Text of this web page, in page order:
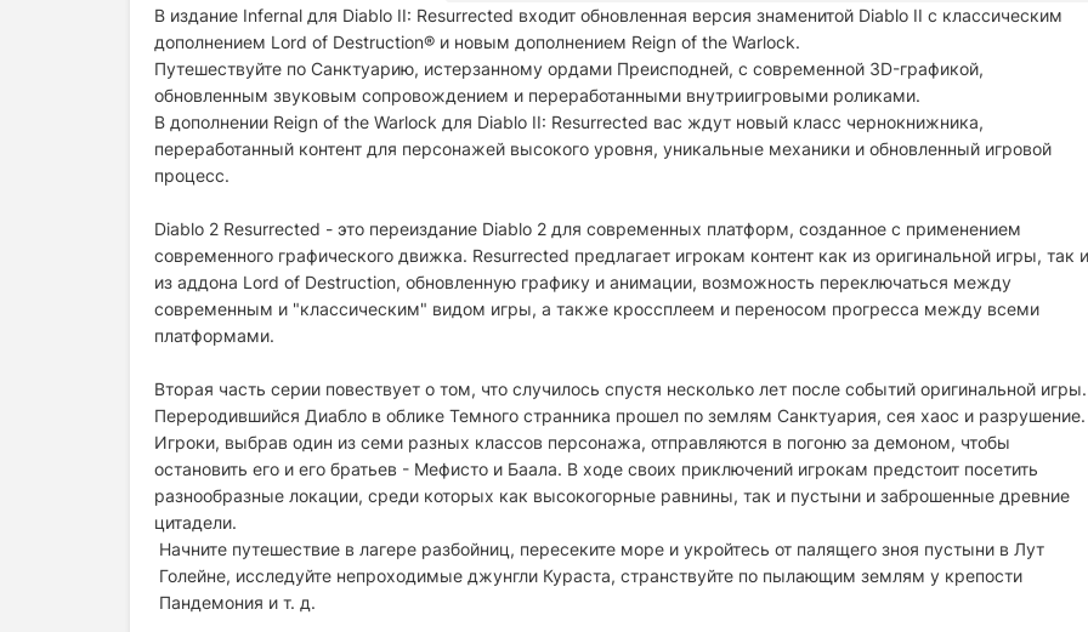
В издание Infernal для Diablo II: Resurrected входит обновленная версия знаменитой Diablo II с классическим
дополнением Lord of Destruction® и новым дополнением Reign of the Warlock.
Путешествуйте по Санктуарию, истерзанному ордами Преисподней, с современной 3D-графикой,
обновленным звуковым сопровождением и переработанными внутриигровыми роликами.
В дополнении Reign of the Warlock для Diablo II: Resurrected вас ждут новый класс чернокнижника,
переработанный контент для персонажей высокого уровня, уникальные механики и обновленный игровой
процесс.
Diablo 2 Resurrected - это переиздание Diablo 2 для современных платформ, созданное с применением
современного графического движка. Resurrected предлагает игрокам контент как из оригинальной игры, так и
из аддона Lord of Destruction, обновленную графику и анимации, возможность переключаться между
современным и "классическим" видом игры, а также кроссплеем и переносом прогресса между всеми
платформами.
Вторая часть серии повествует о том, что случилось спустя несколько лет после событий оригинальной игры.
Переродившийся Диабло в облике Темного странника прошел по землям Санктуария, сея хаос и разрушение.
Игроки, выбрав один из семи разных классов персонажа, отправляются в погоню за демоном, чтобы
остановить его и его братьев - Мефисто и Баала. В ходе своих приключений игрокам предстоит посетить
разнообразные локации, среди которых как высокогорные равнины, так и пустыни и заброшенные древние
цитадели.
Начните путешествие в лагере разбойниц, пересеките море и укройтесь от палящего зноя пустыни в Лут
Голейне, исследуйте непроходимые джунгли Кураста, странствуйте по пылающим землям у крепости
Пандемония и т. д.